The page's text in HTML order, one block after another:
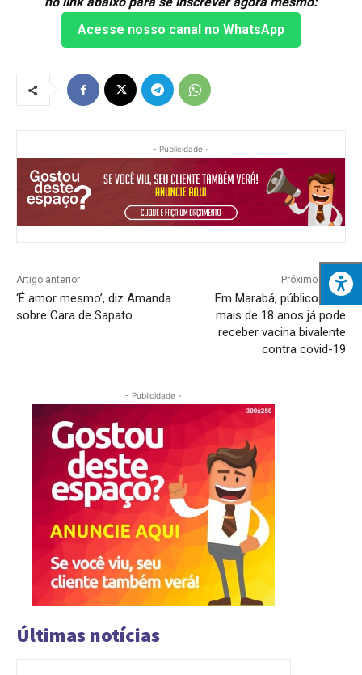
Acesse nosso canal no WhatsApp
- Publicidade -
Artigo anterior
‘É amor mesmo’, diz Amanda
sobre Cara de Sapato
Próximo artigo
Em Marabá, público com
mais de 18 anos já pode
receber vacina bivalente
contra covid-19
- Publicidade -
Últimas notícias